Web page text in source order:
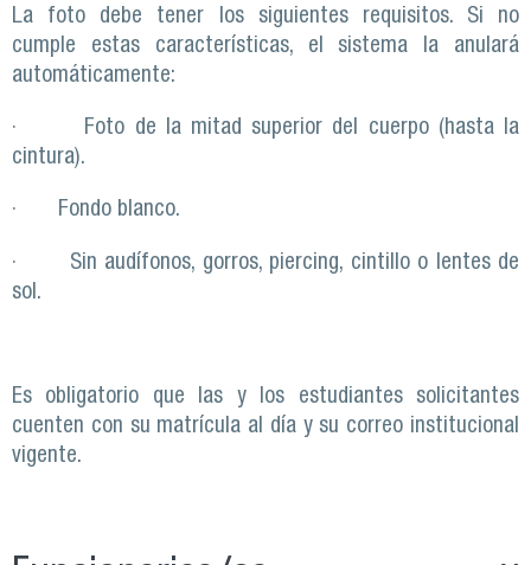
La foto debe tener los siguientes requisitos. Si no
cumple estas características, el sistema la anulará
automáticamente:
· Foto de la mitad superior del cuerpo (hasta la
cintura).
· Fondo blanco.
· Sin audífonos, gorros, piercing, cintillo o lentes de
sol.
Es obligatorio que las y los estudiantes solicitantes
cuenten con su matrícula al día y su correo institucional
vigente.